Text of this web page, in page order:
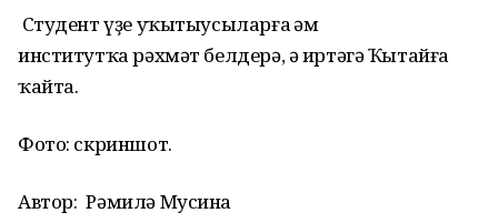
Студентүҙеуҡытыусыларға һәм
институтҡарәхмәт белдерә, ә иртәгә Ҡытайға
ҡайта.
Фото: скриншот.
Автор: Рәмилә Мусина